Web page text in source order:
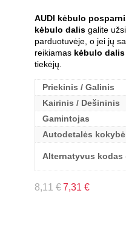
AUDI kėbulo
kėbulo dalis galite
parduotuvėje, o jei jų
reikiamas kėbulo dalis
tiekėjų.
Priekinis / Galinis
Kairinis / Dešininis
Gamintojas
Autodetalės kokybė
Alternatyvus kodas
8,11 €7,31 €